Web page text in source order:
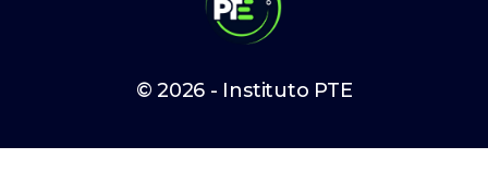
© 2026 - Instituto PTE